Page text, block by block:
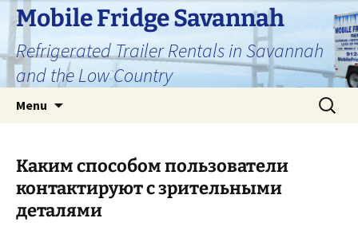
Skip
content
Mobile Fridge Savannah
Refrigerated Trailer Rentals in Savannah
and the Low Country
Menu
Search
for:
Каким способом пользователи
контактируют с зрительными
деталями